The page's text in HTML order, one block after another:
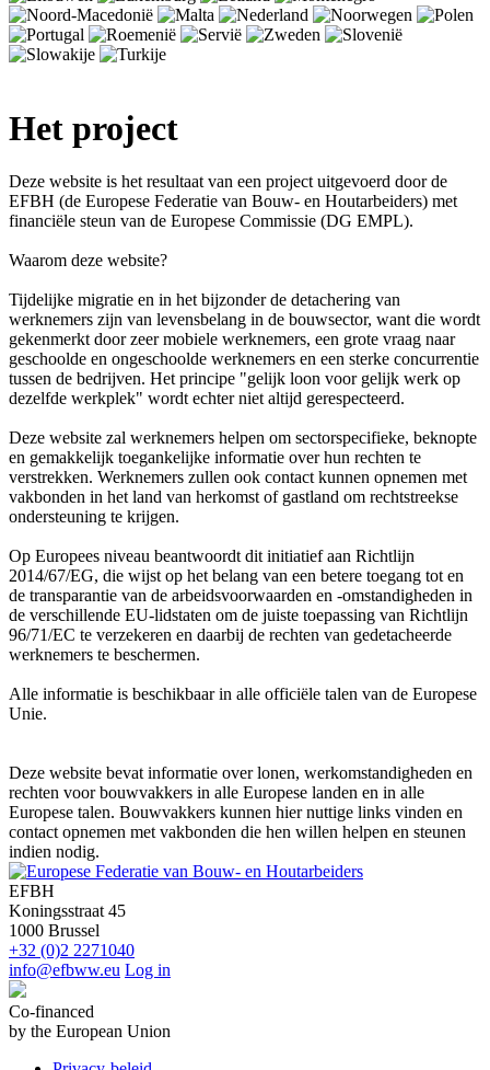
Het project
Deze website is het resultaat van een project uitgevoerd door de
EFBH (de Europese Federatie van Bouw- en Houtarbeiders) met
financiële steun van de Europese Commissie (DG EMPL).
Waarom deze website?
Tijdelijke migratie en in het bijzonder de detachering van
werknemers zijn van levensbelang in de bouwsector, want die wordt
gekenmerkt door zeer mobiele werknemers, een grote vraag naar
geschoolde en ongeschoolde werknemers en een sterke concurrentie
tussen de bedrijven. Het principe "gelijk loon voor gelijk werk op
dezelfde werkplek" wordt echter niet altijd gerespecteerd.
Deze website zal werknemers helpen om sectorspecifieke, beknopte
en gemakkelijk toegankelijke informatie over hun rechten te
verstrekken. Werknemers zullen ook contact kunnen opnemen met
vakbonden in het land van herkomst of gastland om rechtstreekse
ondersteuning te krijgen.
Op Europees niveau beantwoordt dit initiatief aan Richtlijn
2014/67/EG, die wijst op het belang van een betere toegang tot en
de transparantie van de arbeidsvoorwaarden en -omstandigheden in
de verschillende EU-lidstaten om de juiste toepassing van Richtlijn
96/71/EC te verzekeren en daarbij de rechten van gedetacheerde
werknemers te beschermen.
Alle informatie is beschikbaar in alle officiële talen van de Europese
Unie.
Deze website bevat informatie over lonen, werkomstandigheden en
rechten voor bouwvakkers in alle Europese landen en in alle
Europese talen. Bouwvakkers kunnen hier nuttige links vinden en
contact opnemen met vakbonden die hen willen helpen en steunen
indien nodig.
EFBH
Koningsstraat 45
1000 Brussel
+32 (0)2 2271040
info@efbww.eu Log in
Co-financed
by the European Union